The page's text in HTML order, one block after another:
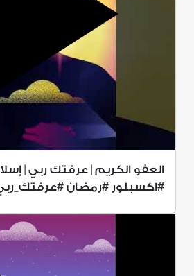
العفو الكريم | عرفتك ربي |
#اكسبلور #رمضان